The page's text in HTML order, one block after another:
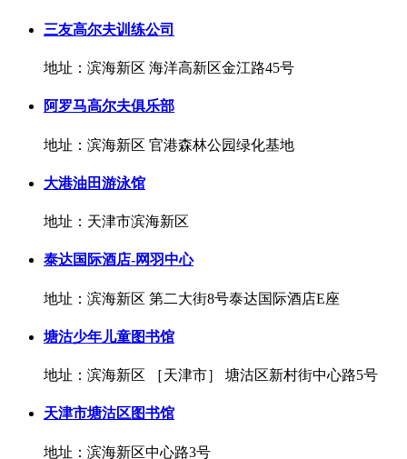
三友高尔夫训练公司
地址：滨海新区 海洋高新区金江路45号
阿罗马高尔夫俱乐部
地址：滨海新区 官港森林公园绿化基地
大港油田游泳馆
地址：天津市滨海新区
泰达国际酒店-网羽中心
地址：滨海新区 第二大街8号泰达国际酒店E座
塘沽少年儿童图书馆
地址：滨海新区 ［天津市］ 塘沽区新村街中心路5号
天津市塘沽区图书馆
地址：滨海新区中心路3号